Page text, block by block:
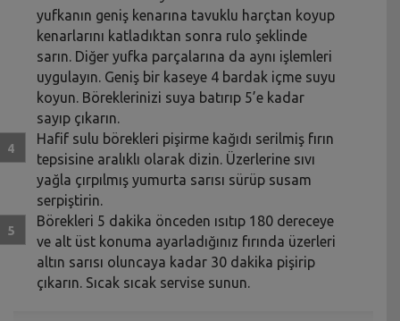
yufkanın geniş kenarına tavuklu harçtan koyup
kenarlarını katladıktan sonra rulo şeklinde
sarın. Diğer yufka parçalarına da aynı işlemleri
uygulayın. Geniş bir kaseye 4 bardak içme suyu
koyun. Böreklerinizi suya batırıp 5’e kadar
sayıp çıkarın.
Hafif sulu börekleri pişirme kağıdı serilmiş fırın
tepsisine aralıklı olarak dizin. Üzerlerine sıvı
yağla çırpılmış yumurta sarısı sürüp susam
serpiştirin.
Börekleri 5 dakika önceden ısıtıp 180 dereceye
ve alt üst konuma ayarladığınız fırında üzerleri
altın sarısı oluncaya kadar 30 dakika pişirip
çıkarın. Sıcak sıcak servise sunun.